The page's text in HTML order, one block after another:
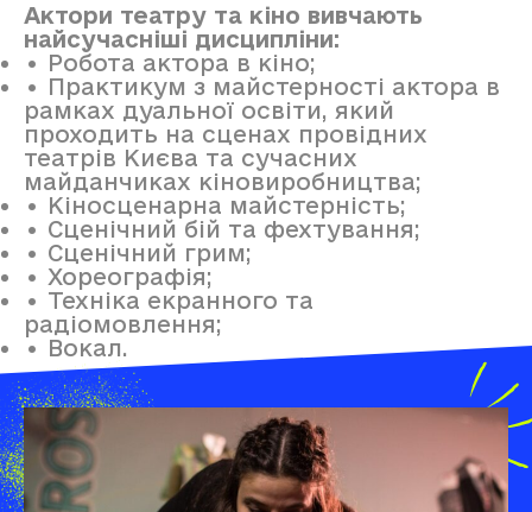
Актори театру та кіно вивчають
найсучасніші дисципліни:
• Робота актора в кіно;
• Практикум з майстерності актора в
рамках дуальної освіти, який
проходить на сценах провідних
театрів Києва та сучасних
майданчиках кіновиробництва;
• Кіносценарна майстерність;
• Сценічний бій та фехтування;
• Сценічний грим;
• Хореографія;
• Техніка екранного та
радіомовлення;
• Вокал.